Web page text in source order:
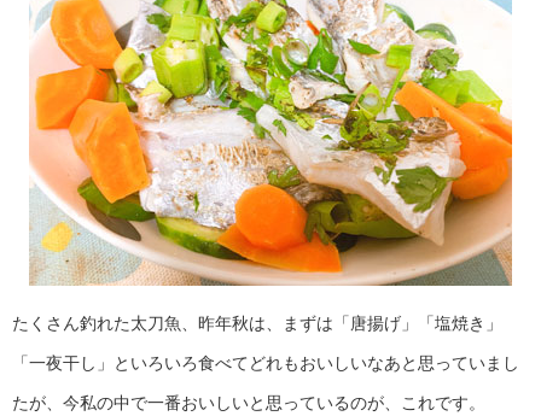
たくさん釣れた太刀魚、昨年秋は、まずは「唐揚げ」「塩焼き」
「一夜干し」といろいろ食べてどれもおいしいなあと思っていまし
たが、今私の中で一番おいしいと思っているのが、これです。